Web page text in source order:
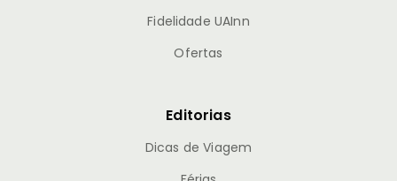
Fidelidade UAInn
Ofertas
Editorias
Dicas de Viagem